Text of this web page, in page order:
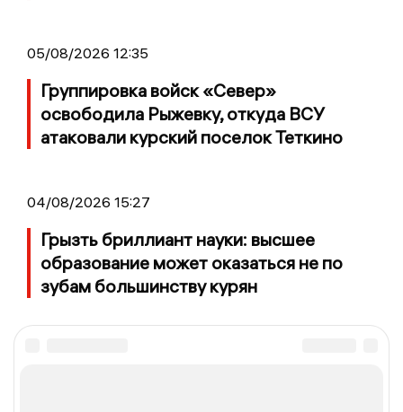
05/08/2026 12:35
Группировка войск «Север»
освободила Рыжевку, откуда ВСУ
атаковали курский поселок Теткино
04/08/2026 15:27
Грызть бриллиант науки: высшее
образование может оказаться не по
зубам большинству курян